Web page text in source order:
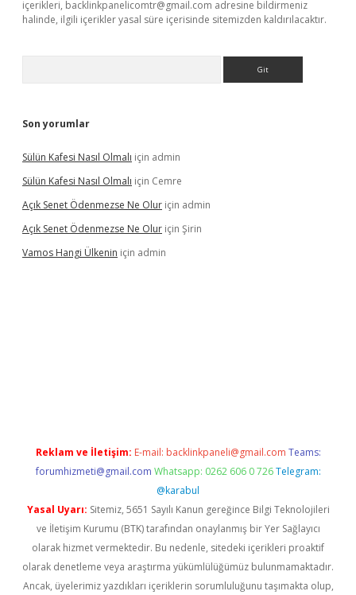
içerikleri, backlinkpanelicomtr@gmail.com adresine bildirmeniz
halinde, ilgili içerikler yasal süre içerisinde sitemizden kaldırılacaktır.
Son yorumlar
Sülün Kafesi Nasıl Olmalı için admin
Sülün Kafesi Nasıl Olmalı için Cemre
Açık Senet Ödenmezse Ne Olur için admin
Açık Senet Ödenmezse Ne Olur için Şirin
Vamos Hangi Ülkenin için admin
Reklam ve İletişim: E-mail: backlinkpaneli@gmail.com Teams:
forumhizmeti@gmail.com Whatsapp: 0262 606 0 726 Telegram:
@karabul
Yasal Uyarı: Sitemiz, 5651 Sayılı Kanun gereğince Bilgi Teknolojileri
ve İletişim Kurumu (BTK) tarafından onaylanmış bir Yer Sağlayıcı
olarak hizmet vermektedir. Bu nedenle, sitedeki içerikleri proaktif
olarak denetleme veya araştırma yükümlülüğümüz bulunmamaktadır.
Ancak, üyelerimiz yazdıkları içeriklerin sorumluluğunu taşımakta olup,